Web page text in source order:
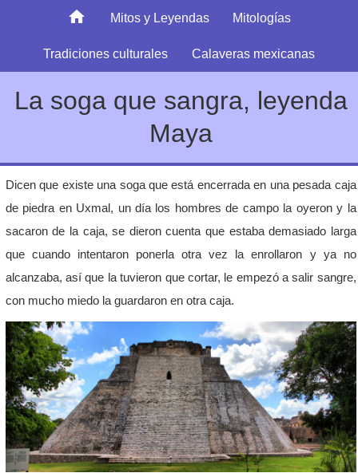
Mitos y Leyendas Mitologías
Tradiciones culturales Calaveras mexicanas
La soga que sangra, leyenda
Maya
Dicen que existe una soga que está encerrada en una pesada caja
de piedra en Uxmal, un día los hombres de campo la oyeron y la
sacaron de la caja, se dieron cuenta que estaba demasiado larga
que cuando intentaron ponerla otra vez la enrollaron y ya no
alcanzaba, así que la tuvieron que cortar, le empezó a salir sangre,
con mucho miedo la guardaron en otra caja.